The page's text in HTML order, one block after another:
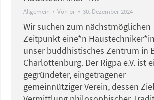
Allgemein Von pr 30. Dezember 2024
Wir suchen zum nächstmöglichen
Zeitpunkt eine*n
unser buddhistisches Zentrum in
Charlottenburg. Der Rigpa e.V. ist
gegründeter, eingetragener
gemeinnütziger Verein, dessen